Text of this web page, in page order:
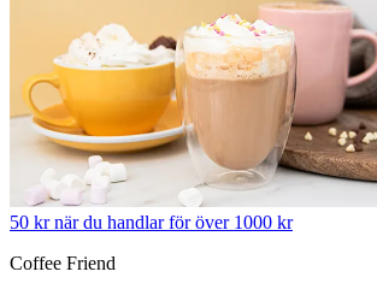
50 kr när du handlar för över 1000 kr
Coffee Friend